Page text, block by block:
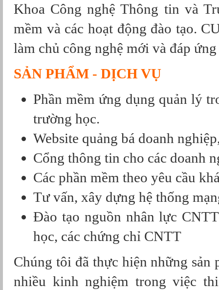
Khoa Công nghệ Thông tin và
mềm và các hoạt động đào tạo.
làm chủ công nghệ mới và đáp
SẢN PHẨM - DỊCH VỤ
Phần mềm ứng dụng quản lý
trường học.
Website quảng bá doanh
Cổng thông tin cho các doanh
Các phần mềm theo yêu cầu
Tư vấn, xây dựng hệ thống
Đào tạo nguồn nhân lực
học, các chứng chỉ CNTT
Chúng tôi đã thực hiện những
nhiều kinh nghiệm trong việc